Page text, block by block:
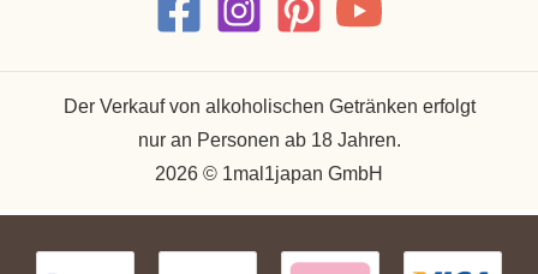
Der Verkauf von alkoholischen Getränken erfolgt
nur an Personen ab 18 Jahren.
2026 © 1mal1japan GmbH